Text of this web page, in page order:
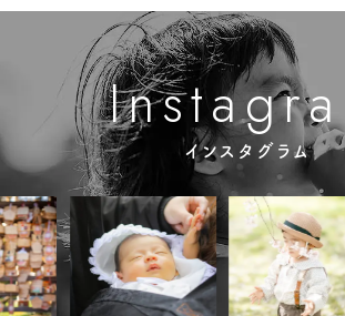
通撮影プラン 追加料金なしで選べる衣装 ヘアメイ
キャンセル・撮影の延期について イロドリキモノ公
式サイトはこちら イロドリキモノとは イロドリキ
モノとは、長年婚礼に携わってきた衣装店が2023年
に立ち上げた着物の新ブランド。ブライダルで研鑽
を積んだコーディネーターが全国に足を運び、いつ
の時代も愛されるような趣深い逸品との出会いを大
切に、記念すべき日を彩る一着を厳選してお届けし
ています。そんなイロドリキモノが扱う振袖は、日
本文化が息づく古都・京都の旧家にある蔵から見つ
け出した一品や昭和初期80年前の京友禅など、優美
なアンティーク振袖をはじめ、すべて "本当に良い
もの"にこだわって目利きし取り揃えたもの。半衿や
帯小物、細かな色合わせに至るまで、今のあなたが
Instagra
インスタグラム